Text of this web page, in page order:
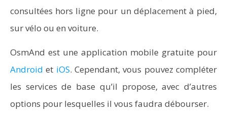
consultées hors ligne pour un déplacement à pied,
sur vélo ou en voiture.
OsmAnd est une application mobile gratuite pour
Android et iOS. Cependant, vous pouvez compléter
les services de base qu’il propose, avec d’autres
options pour lesquelles il vous faudra débourser.